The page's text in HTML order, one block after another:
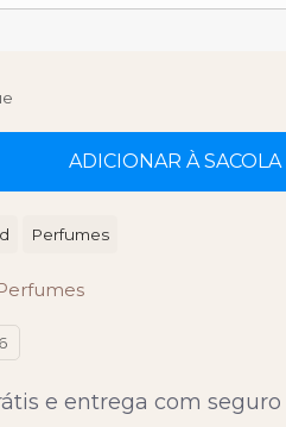
ADICIONAR À SACOLA
Perfumes
e entrega com seguro